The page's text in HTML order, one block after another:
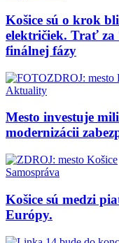
Košice sú o krok
električiek. Trať za
finálnej fázy
Aktuality
Mesto investuje
modernizácii
Samospráva
Košice sú medzi
Európy.